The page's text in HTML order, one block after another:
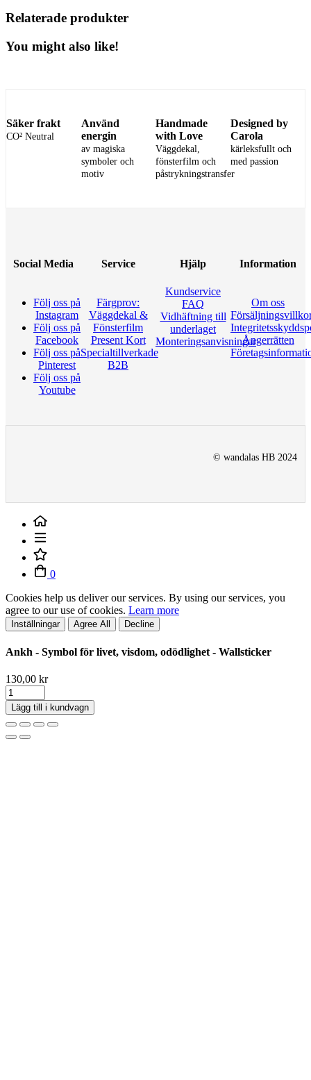
Relaterade produkter
You might also like!
Säker frakt
CO² Neutral
Använd
energin
av magiska
symboler och
motiv
Handmade
with Love
Väggdekal,
fönsterfilm och
påstrykningstransfer
Designed by
Carola
kärleksfullt och
med passion
Social Media
Följ oss på
Instagram
Följ oss på
Facebook
Följ oss på
Pinterest
Följ oss på
Youtube
Service
Färgprov:
Väggdekal &
Fönsterfilm
Present Kort
Specialtillverkade
B2B
Hjälp
Kundservice
FAQ
Vidhäftning till
underlaget
Monteringsanvisningar
Information
Om oss
Ångerrätten
© wandalas HB 2024
0
Cookies help us deliver our services. By using our services, you
agree to our use of cookies. Learn more
Inställningar Agree All Decline
Ankh - Symbol för livet, visdom, odödlighet - Wallsticker
130,00 kr
Lägg till i kundvagn